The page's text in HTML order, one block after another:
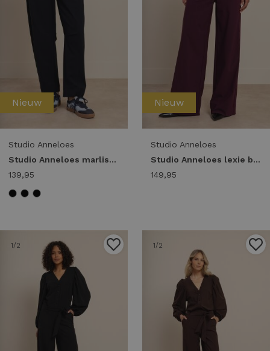
Nieuw
Studio Anneloes
Studio Anneloes marlise barrel trousers 94861 Broek 6900 dark blue
139,95
Nieuw
Studio Anneloes
Studio Anneloes lexie bonded trousers 94802 Broek 3800 blackberry
149,95
1/2 1/2